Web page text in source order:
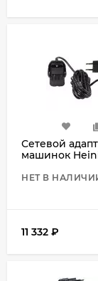
Сетевой
машинок
НЕТ В
11 332 ₽